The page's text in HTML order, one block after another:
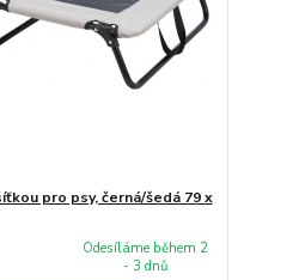
pro psy, černá/šedá 79 x
Odesíláme během 2
- 3 dnů